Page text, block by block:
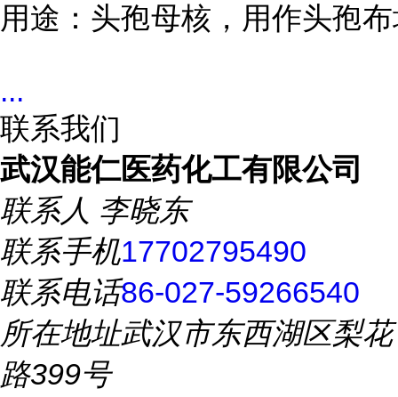
用途：头孢母核，用作头孢
...
联系我们
武汉能仁医药化工有限公司
联系人 李晓东
联系手机17702795490
联系电话86-027-59266540
所在地址武汉市东西湖区梨花
路399号